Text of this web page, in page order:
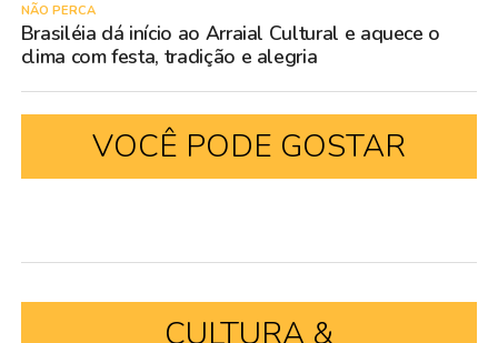
NÃO PERCA
Brasiléia dá início ao Arraial Cultural e aquece o
clima com festa, tradição e alegria
VOCÊ PODE GOSTAR
CULTURA &